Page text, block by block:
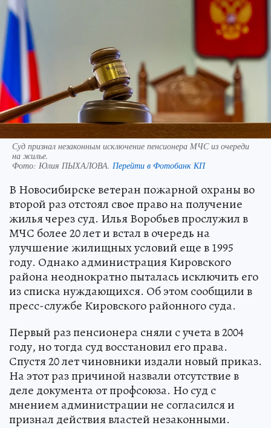
Суд признал незаконным исключение пенсионера МЧС из очереди
на жилье.
Фото: Юлия ПЫХАЛОВА. Перейти в Фотобанк КП
В Новосибирске ветеран пожарной охраны во
второй раз отстоял свое право на получение
жилья через суд. Илья Воробьев прослужил в
МЧС более 20 лет и встал в очередь на
улучшение жилищных условий еще в 1995
году. Однако администрация Кировского
района неоднократно пыталась исключить его
из списка нуждающихся. Об этом сообщили в
пресс-службе Кировского районного суда.
Первый раз пенсионера сняли с учета в 2004
году, но тогда суд восстановил его права.
Спустя 20 лет чиновники издали новый приказ.
На этот раз причиной назвали отсутствие в
деле документа от профсоюза. Но суд с
мнением администрации не согласился и
признал действия властей незаконными.